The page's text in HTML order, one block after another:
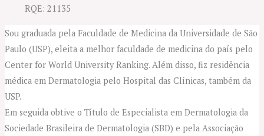
RQE: 21135
Sou graduada pela Faculdade de Medicina da Universidade de São
Paulo (USP), eleita a melhor faculdade de medicina do país pelo
Center for World University Ranking. Além disso, fiz residência
médica em Dermatologia pelo Hospital das Clínicas, também da
USP.
Em seguida obtive o Título de Especialista em Dermatologia da
Sociedade Brasileira de Dermatologia (SBD) e pela Associação